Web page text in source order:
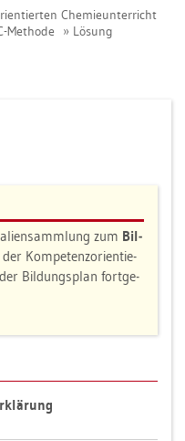
Che­mie­un­ter­richt
Me­tho­de Lö­sung
zum Bil­
der Kom­pe­tenz­ori­en­tie­
Bil­dungs­plan fort­ge­